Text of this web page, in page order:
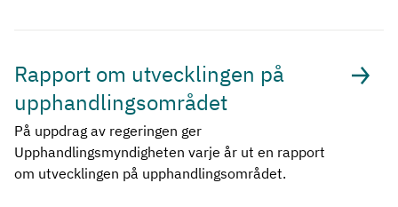
Rapport om utvecklingen på
upphandlingsområdet
På uppdrag av regeringen ger
Upphandlingsmyndigheten varje år ut en rapport
om utvecklingen på upphandlingsområdet.